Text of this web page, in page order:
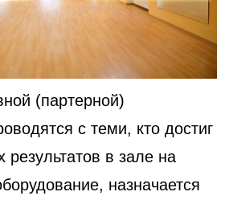
(партерной)
с теми, кто достиг
результатов в зале на
назначается